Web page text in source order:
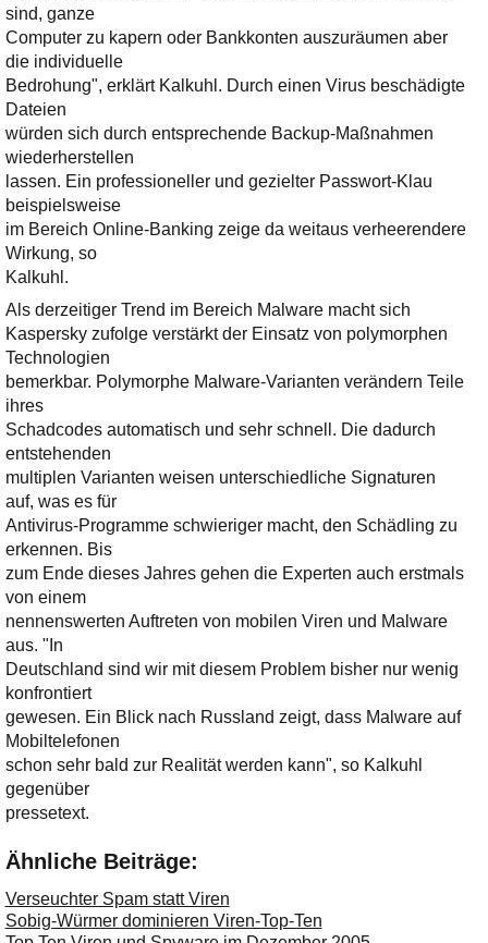
sind, ganze
Computer zu kapern oder Bankkonten auszuräumen aber
die individuelle
Bedrohung", erklärt Kalkuhl. Durch einen Virus beschädigte
Dateien
würden sich durch entsprechende Backup-Maßnahmen
wiederherstellen
lassen. Ein professioneller und gezielter Passwort-Klau
beispielsweise
im Bereich Online-Banking zeige da weitaus verheerendere
Wirkung, so
Kalkuhl.
Als derzeitiger Trend im Bereich Malware macht sich
Kaspersky zufolge verstärkt der Einsatz von polymorphen
Technologien
bemerkbar. Polymorphe Malware-Varianten verändern Teile
ihres
Schadcodes automatisch und sehr schnell. Die dadurch
entstehenden
multiplen Varianten weisen unterschiedliche Signaturen
auf, was es für
Antivirus-Programme schwieriger macht, den Schädling zu
erkennen. Bis
zum Ende dieses Jahres gehen die Experten auch erstmals
von einem
nennenswerten Auftreten von mobilen Viren und Malware
aus. "In
Deutschland sind wir mit diesem Problem bisher nur wenig
konfrontiert
gewesen. Ein Blick nach Russland zeigt, dass Malware auf
Mobiltelefonen
schon sehr bald zur Realität werden kann", so Kalkuhl
gegenüber
pressetext.
Ähnliche Beiträge:
Verseuchter Spam statt Viren
Sobig-Würmer dominieren Viren-Top-Ten